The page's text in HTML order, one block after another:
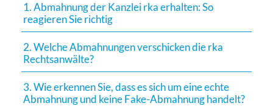
1. Abmahnung der Kanzlei rka erhalten: So
reagieren Sie richtig
2. Welche Abmahnungen verschicken die rka
Rechtsanwälte?
3. Wie erkennen Sie, dass es sich um eine echte
Abmahnung und keine Fake-Abmahnung handelt?